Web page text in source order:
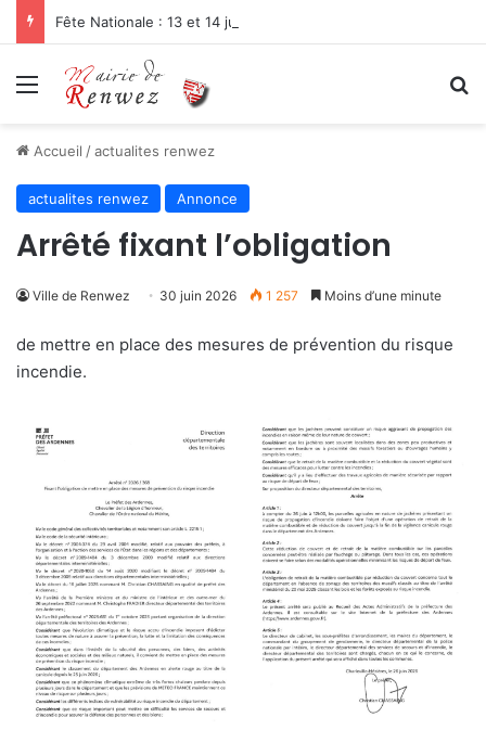
Fête Nationale : 13 et 14 juillet 2026
Menu
Accueil /actualites renwez
actualites renwez Annonce
Arrêté fixant l’obligation
Ville de Renwez 30 juin 2026 1 257 Moins d’une minute
de mettre en place des mesures de prévention du risque
incendie.